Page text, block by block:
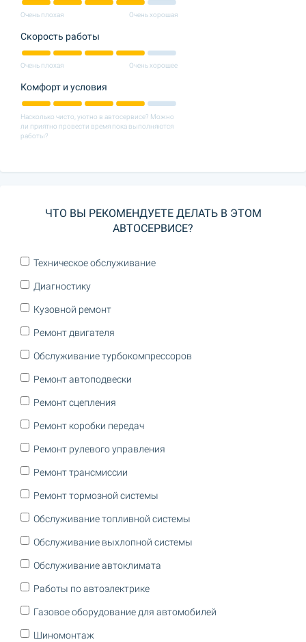
Очень плохая Очень хорошая
Скорость работы
Очень плохая Очень хорошее
Комфорт и условия
Насколько чисто, уютно в автосервисе? Можно
ли приятно провести время пока выполняются
работы?
ЧТО ВЫ РЕКОМЕНДУЕТЕ ДЕЛАТЬ В ЭТОМ
АВТОСЕРВИСЕ?
Техническое обслуживание
Диагностику
Кузовной ремонт
Ремонт двигателя
Обслуживание турбокомпрессоров
Ремонт автоподвески
Ремонт сцепления
Ремонт коробки передач
Ремонт рулевого управления
Ремонт трансмиссии
Ремонт тормозной системы
Обслуживание топливной системы
Обслуживание выхлопной системы
Обслуживание автоклимата
Работы по автоэлектрике
Газовое оборудование для автомобилей
Шиномонтаж